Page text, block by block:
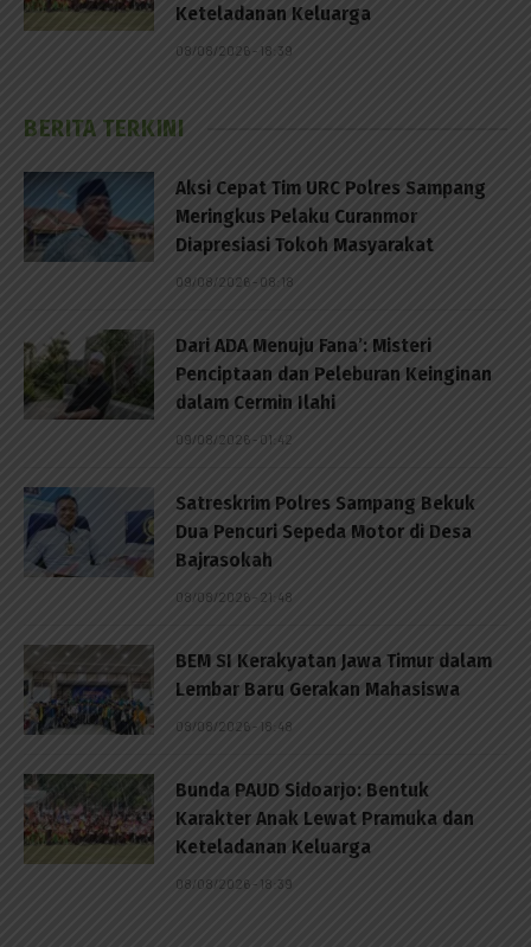
Keteladanan Keluarga
08/08/2026 - 18:39
BERITA TERKINI
Aksi Cepat Tim URC Polres Sampang
Meringkus Pelaku Curanmor
Diapresiasi Tokoh Masyarakat
09/08/2026 - 08:18
Dari ADA Menuju Fana’: Misteri
Penciptaan dan Peleburan Keinginan
dalam Cermin Ilahi
09/08/2026 - 01:42
Satreskrim Polres Sampang Bekuk
Dua Pencuri Sepeda Motor di Desa
Bajrasokah
08/08/2026 - 21:48
BEM SI Kerakyatan Jawa Timur dalam
Lembar Baru Gerakan Mahasiswa
08/08/2026 - 18:48
Bunda PAUD Sidoarjo: Bentuk
Karakter Anak Lewat Pramuka dan
Keteladanan Keluarga
08/08/2026 - 18:39